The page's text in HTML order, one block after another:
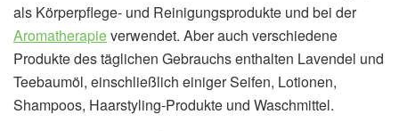
als Körperpflege- und Reinigungsprodukte und bei der
Aromatherapieverwendet. Aber auch verschiedene
Produkte des täglichen Gebrauchs enthalten Lavendel und
Teebaumöl, einschließlich einiger Seifen, Lotionen,
Shampoos, Haarstyling-Produkte und Waschmittel.